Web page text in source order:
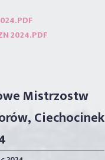
2024.PDF
Mistrzostw
Ciechocinek